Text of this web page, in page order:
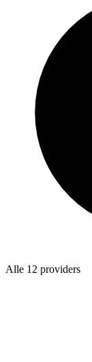
Alle 12 providers